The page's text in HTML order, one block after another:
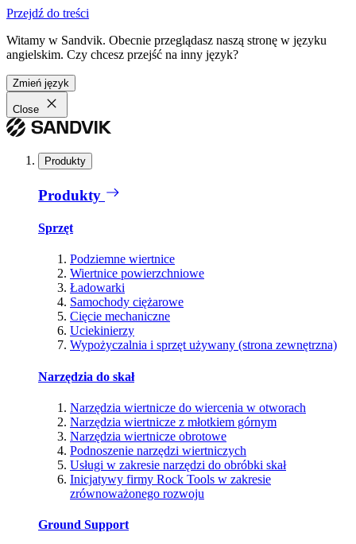
Przejdź do treści
Witamy w Sandvik. Obecnie przeglądasz naszą stronę w języku
angielskim. Czy chcesz przejść na inny język?
Zmień język
Close
Produkty
Produkty
Sprzęt
Podziemne wiertnice
Wiertnice powierzchniowe
Ładowarki
Samochody ciężarowe
Cięcie mechaniczne
Uciekinierzy
Wypożyczalnia i sprzęt używany (strona zewnętrzna)
Narzędzia do skał
Narzędzia wiertnicze do wiercenia w otworach
Narzędzia wiertnicze z młotkiem górnym
Narzędzia wiertnicze obrotowe
Podnoszenie narzędzi wiertniczych
Usługi w zakresie narzędzi do obróbki skał
Inicjatywy firmy Rock Tools w zakresie
zrównoważonego rozwoju
Ground Support